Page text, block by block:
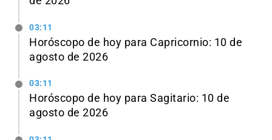
03:11
Horóscopo de hoy para Capricornio: 10 de
agosto de 2026
03:11
Horóscopo de hoy para Sagitario: 10 de
agosto de 2026